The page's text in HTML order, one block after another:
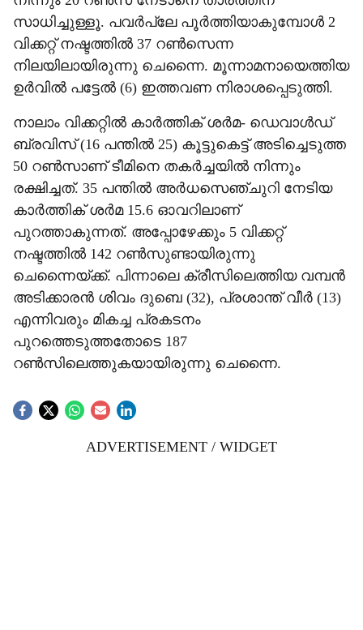
സാധിച്ചുള്ളൂ. പവർപ്ലേ പൂർത്തിയാകുമ്പോൾ 2
വിക്കറ്റ് നഷ്ടത്തിൽ 37 റൺസെന്ന
നിലയിലായിരുന്നു ചെന്നൈ. മൂന്നാമനായെത്തിയ
ഉർവിൽ പട്ടേൽ (6) ഇത്തവണ നിരാശപ്പെടുത്തി.
നാലാം വിക്കറ്റിൽ കാർത്തിക് ശർമ- ഡെവാൾഡ്
ബ്രവിസ് (16 പന്തിൽ 25) കൂട്ടുകെട്ട് അടിച്ചെടുത്ത
50 റൺസാണ് ടീമിനെ തകർച്ചയിൽ നിന്നും
രക്ഷിച്ചത്. 35 പന്തിൽ അർധസെഞ്ചുറി നേടിയ
കാർത്തിക് ശർമ 15.6 ഓവറിലാണ്
പുറത്താകുന്നത്. അപ്പോഴേക്കും 5 വിക്കറ്റ്
നഷ്ടത്തിൽ 142 റൺസുണ്ടായിരുന്നു
ചെന്നൈയ്ക്ക്. പിന്നാലെ ക്രീസിലെത്തിയ വമ്പൻ
അടിക്കാരൻ ശിവം ദുബെ (32), പ്രശാന്ത് വീർ (13)
എന്നിവരും മികച്ച പ്രകടനം
പുറത്തെടുത്തതോടെ 187
റൺസിലെത്തുക‍യായിരുന്നു ചെന്നൈ.
ADVERTISEMENT / WIDGET